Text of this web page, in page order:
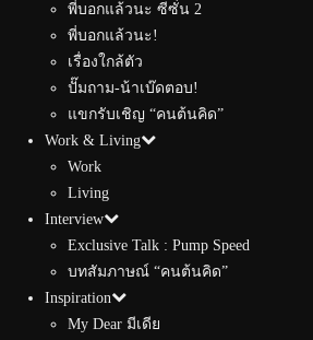
พี่บอกแล้วนะ ซีซั่น 2
พี่บอกแล้วนะ!
เรื่องใกล้ตัว
ปั๊มถาม-น้าเบ๊ดตอบ!
แขกรับเชิญ “คนต้นคิด”
Work & Living
Work
Living
Interview
Exclusive Talk : Pump Speed
บทสัมภาษณ์ “คนต้นคิด”
Inspiration
My Dear มีเดีย